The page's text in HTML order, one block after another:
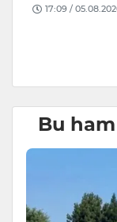
17:09 /
Bu